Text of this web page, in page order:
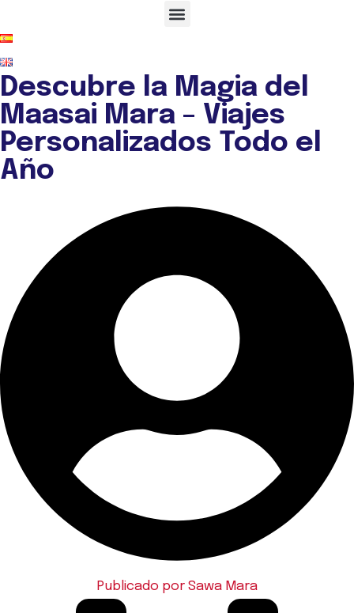
Descubre la Magia del
Maasai Mara – Viajes
Personalizados Todo el
Año
Publicado por Sawa Mara